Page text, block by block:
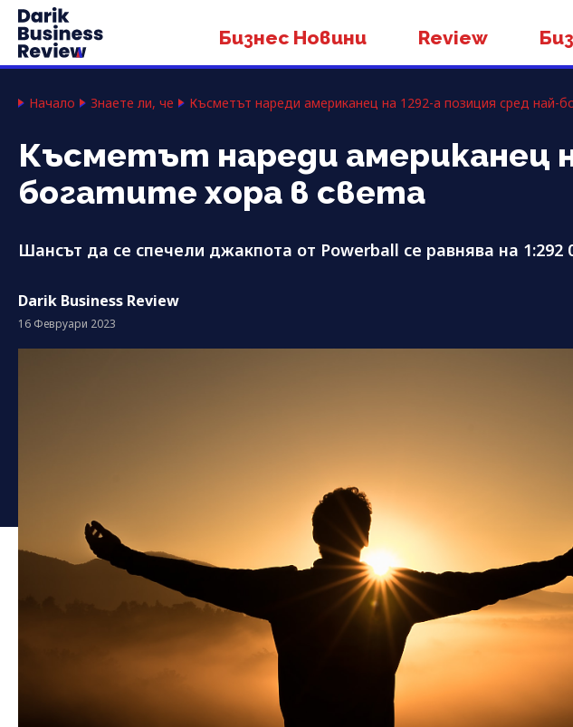
Бизнес Новини Review
Начало Знаете ли, че Късметът нареди американец на 1292-а позиция сред най-
Късметът нареди американец
богатите хора в света
Шансът да се спечели джакпота от Powerball се равнява на 1:292
Darik Business Review
16 Февруари 2023